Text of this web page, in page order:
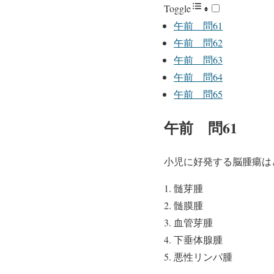
Toggle
午前 問61
午前 問62
午前 問63
午前 問64
午前 問65
午前 問61
小児に好発する脳腫瘍
髄芽腫
髄膜腫
血管芽腫
下垂体腺腫
悪性リンパ腫